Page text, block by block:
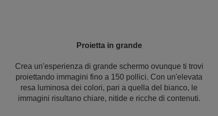
Proietta in grande
Crea un'esperienza di grande schermo ovunque ti trovi
proiettando immagini fino a 150 pollici. Con un'elevata
resa luminosa dei colori, pari a quella del bianco, le
immagini risultano chiare, nitide e ricche di contenuti.